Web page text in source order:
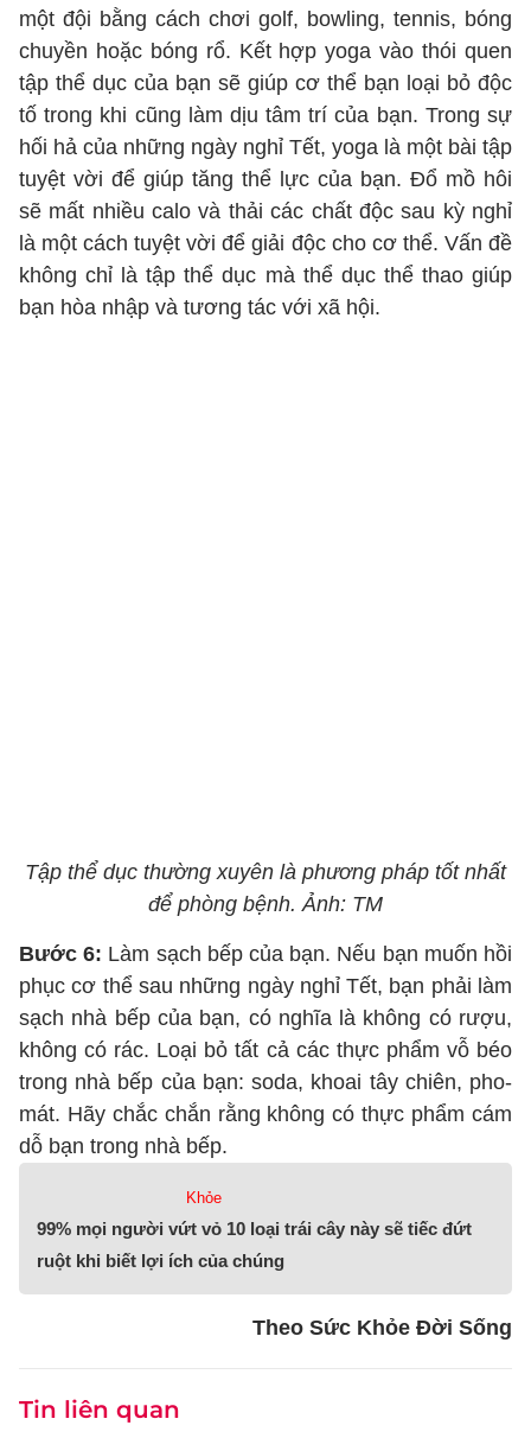
một đội bằng cách chơi golf, bowling, tennis, bóng
chuyền hoặc bóng rổ. Kết hợp yoga vào thói quen
tập thể dục của bạn sẽ giúp cơ thể bạn loại bỏ độc
tố trong khi cũng làm dịu tâm trí của bạn. Trong sự
hối hả của những ngày nghỉ Tết, yoga là một bài tập
tuyệt vời để giúp tăng thể lực của bạn. Đổ mồ hôi
sẽ mất nhiều calo và thải các chất độc sau kỳ nghỉ
là một cách tuyệt vời để giải độc cho cơ thể. Vấn đề
không chỉ là tập thể dục mà thể dục thể thao giúp
bạn hòa nhập và tương tác với xã hội.
Tập thể dục thường xuyên là phương pháp tốt nhất
để phòng bệnh. Ảnh: TM
Bước 6: Làm sạch bếp của bạn. Nếu bạn muốn hồi
phục cơ thể sau những ngày nghỉ Tết, bạn phải làm
sạch nhà bếp của bạn, có nghĩa là không có rượu,
không có rác. Loại bỏ tất cả các thực phẩm vỗ béo
trong nhà bếp của bạn: soda, khoai tây chiên, pho-
mát. Hãy chắc chắn rằng không có thực phẩm cám
dỗ bạn trong nhà bếp.
Khỏe
99% mọi người vứt vỏ 10 loại trái cây này sẽ tiếc đứt
ruột khi biết lợi ích của chúng
Theo Sức Khỏe Đời Sống
Tin liên quan